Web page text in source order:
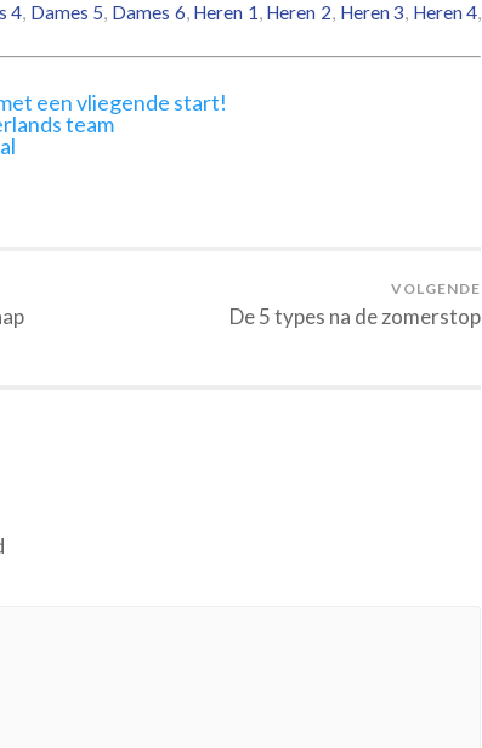
4, Dames 5, Dames 6, Heren 1, Heren 2, Heren 3, Heren 4,
een vliegende start!
team
VOLGENDE
De 5 types na de zomerstop